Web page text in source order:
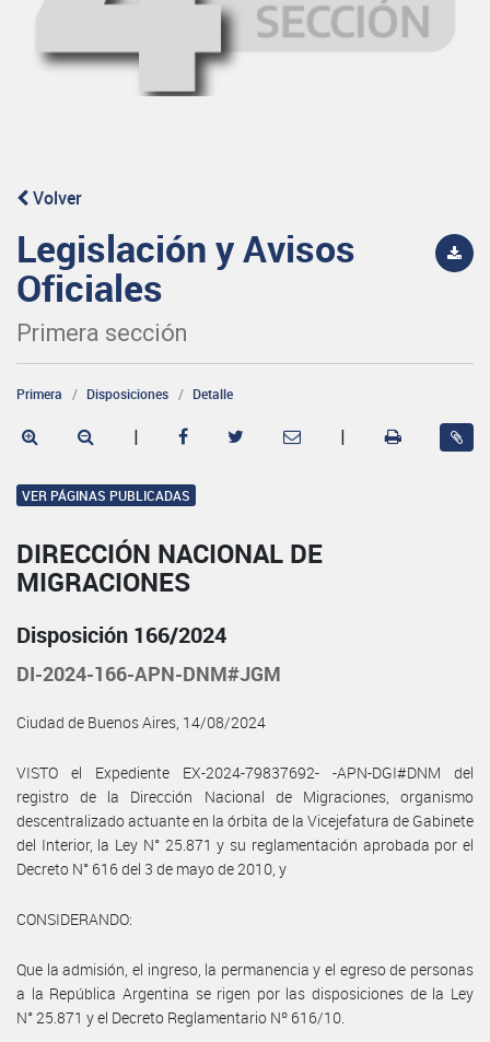
Volver
Legislación y Avisos
Oficiales
Primera sección
Primera Disposiciones Detalle
| |
VER PÁGINAS PUBLICADAS
DIRECCIÓN NACIONAL DE
MIGRACIONES
Disposición 166/2024
DI-2024-166-APN-DNM#JGM
Ciudad de Buenos Aires, 14/08/2024
VISTO el Expediente EX-2024-79837692- -APN-DGI#DNM del
registro de la Dirección Nacional de Migraciones, organismo
descentralizado actuante en la órbita de la Vicejefatura de Gabinete
del Interior, la Ley N° 25.871 y su reglamentación aprobada por el
Decreto N° 616 del 3 de mayo de 2010, y
CONSIDERANDO:
Que la admisión, el ingreso, la permanencia y el egreso de personas
a la República Argentina se rigen por las disposiciones de la Ley
N° 25.871 y el Decreto Reglamentario Nº 616/10.